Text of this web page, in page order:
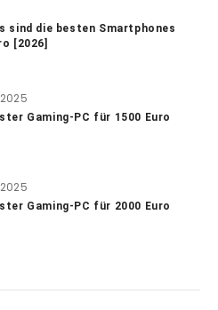
sind die besten Smartphones
[2026]
Gaming-PC für 1500 Euro
Gaming-PC für 2000 Euro